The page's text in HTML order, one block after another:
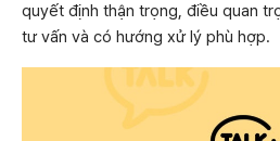
quyết định thận trọng, điều quan
tư vấn và có hướng xử lý phù hợp.